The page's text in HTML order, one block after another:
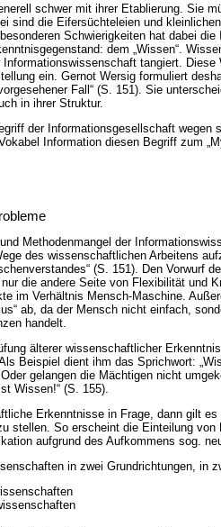
schwer mit ihrer Etablierung. Sie
sind die Eifersüchteleien und
Schwierigkeiten hat dabei
dem „Wissen“.
tangiert.
ein. Gernot Wersig formuliert
Fall“ (S. 151). Sie
in ihrer Struktur.
der Informationsgesellschaft wegen
Information diesen Begriff zum
Methodenmangel der
des wissenschaftlichen Arbeitens
(S. 151). Den Vorwurf
die andere Seite von Flexibilität und
im Verhältnis Mensch-Maschine.
ab, da der Mensch nicht einfach,
handelt.
älterer wissenschaftlicher
Beispiel dient ihm das Sprichwort:
gelangen die Mächtigen nicht
Wissen!“ (S. 155).
Erkenntnisse in Frage, dann gilt
stellen. So erscheint die Einteilung
aufgrund des Aufkommens sog.
in zwei Grundrichtungen, in